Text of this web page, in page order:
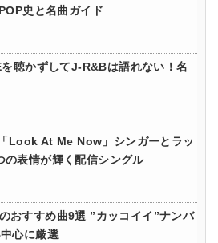
史と名曲ガイド
聴かずしてJ-R&Bは語れない！名
Look At Me Now」シンガーとラッ
の表情が輝く配信シングル
おすすめ曲9選 ”カッコイイ”ナンバ
心に厳選